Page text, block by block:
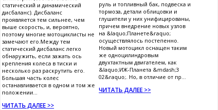
статический и динамический
дисбаланс). Дисбаланс
проявляется тем сильнее, чем
выше скорость, и, вероятно,
поэтому многие мотоциклисты не
замечают его.Между тем
статический дисбаланс легко
обнаружить, если зажать ось
крепления колеса в тиски и
несколько раз раскрутить его.
Большая часть колес
останавливается в одном и том же
положении...
ЧИТАТЬ ДАЛЕЕ >>
руль и топливный бак, подвеска и
тормоза, детали облицовки и
глушители у них унифицированы,
причем внедрение новых узлов
на &laquo;Планете&raquo;
осуществлялось постепенно.
Новый мотоцикл оснащен таким
же одноцилиндровым
двухтактным двигателем, как
&laquo;ИЖ-Планета &mdash;3
02&raquo;. Но, в отличие от пр...
ЧИТАТЬ ДАЛЕЕ >>